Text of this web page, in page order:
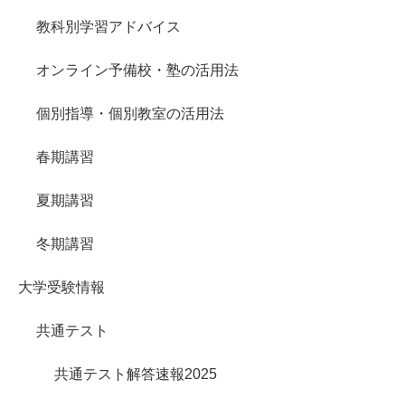
教科別学習アドバイス
オンライン予備校・塾の活用法
個別指導・個別教室の活用法
春期講習
夏期講習
冬期講習
大学受験情報
共通テスト
共通テスト解答速報2025